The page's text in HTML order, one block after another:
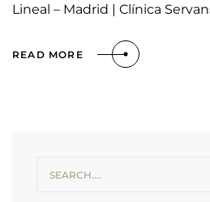
Lineal – Madrid | Clínica
READ MORE